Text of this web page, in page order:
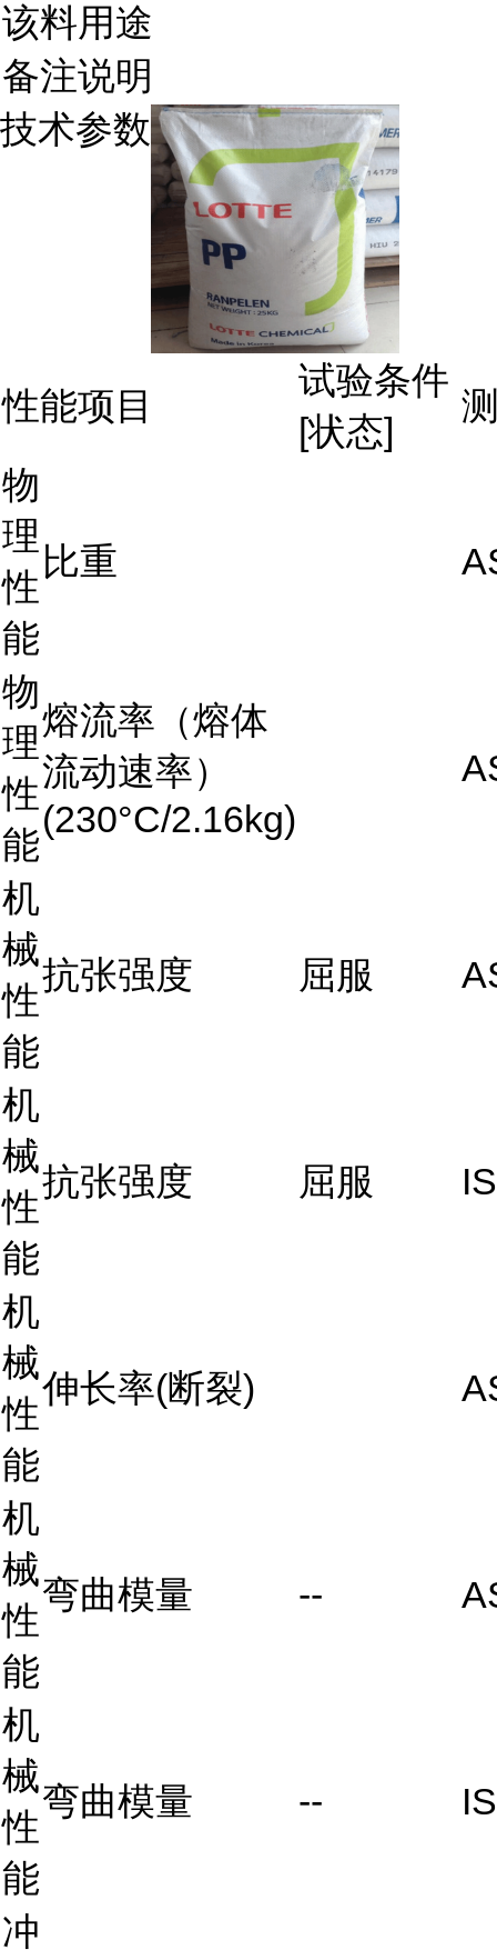
该料用途
备注说明
技术参数
性能项目
试验条件
[状态]
物
理
性
能
比重
物
理
性
能
熔流率（熔体
流动速率）
(230°C/2.16kg)
机
械
性
能
抗张强度 屈服
机
械
性
能
抗张强度 屈服
机
械
性
能
伸长率(断裂)
机
械
性
能
弯曲模量 --
机
械
性
能
弯曲模量 --
冲